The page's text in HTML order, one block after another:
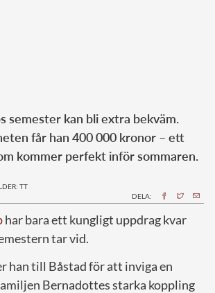
semester kan bli extra bekväm.
får han 400 000 kronor – ett
kommer perfekt inför sommaren.
TT
DELA:
har bara ett kungligt uppdrag kvar
tar vid.
han till Båstad för att inviga en
Bernadottes starka koppling